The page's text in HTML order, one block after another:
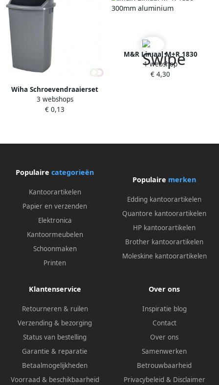
Wiha Schroevendraaierset
SoftFinish sleufkop
Â PhillipsÂ 6
3 webshops
€ 0,13
M&R Liniaal M+R 1830
300mm aluminium
1 webshop
€ 4,30
Populaire categorieën
Kantoorartikelen
Papier en verzenden
Elektronica
Kantoormeubelen
Schoonmaken
Printen
Populaire merken
Edding kantoorartikelen
Quantore kantoorartikelen
HP kantoorartikelen
Brother kantoorartikelen
Moleskine kantoorartikelen
Klantenservice
Retourneren & ruilen
Verzending & bezorging
Status van bestelling
Garantie & reparatie
Betaalmogelijkheden
Voorraad & beschikbaarheid
Over ons
Inspiratie blog
Contact
Over ons
Samenwerken
Betrouwbaarheid
Privacybeleid & Disclaimer